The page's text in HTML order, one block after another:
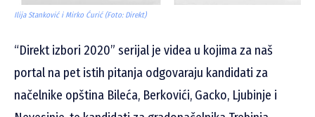
Ilija Stanković i Mirko Ćurić (Foto: Direkt)
“Direkt izbori 2020” serijal je videa u kojima za naš
portal na pet istih pitanja odgovaraju kandidati za
načelnike opština Bileća, Berkovići, Gacko, Ljubinje i